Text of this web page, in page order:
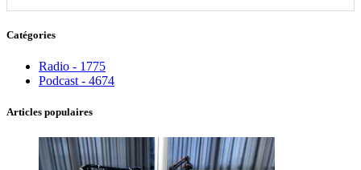
Catégories
Radio - 1775
Podcast - 4674
Articles populaires